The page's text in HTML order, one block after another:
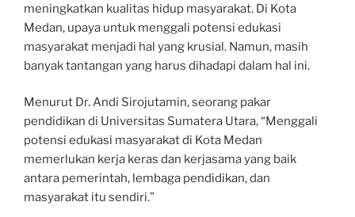
meningkatkan kualitas hidup masyarakat. Di Kota
Medan, upaya untuk menggali potensi edukasi
masyarakat menjadi hal yang krusial. Namun, masih
banyak tantangan yang harus dihadapi dalam hal ini.
Menurut Dr. Andi Sirojutamin, seorang pakar
pendidikan di Universitas Sumatera Utara, “Menggali
potensi edukasi masyarakat di Kota Medan
memerlukan kerja keras dan kerjasama yang baik
antara pemerintah, lembaga pendidikan, dan
masyarakat itu sendiri.”